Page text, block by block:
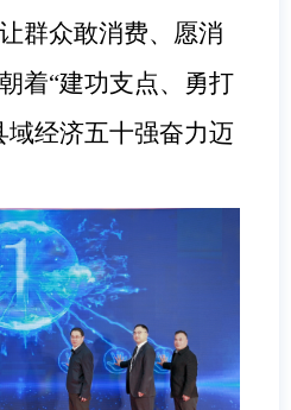
群众敢消费、愿消
着“建功支点、勇打
域经济五十强奋力迈